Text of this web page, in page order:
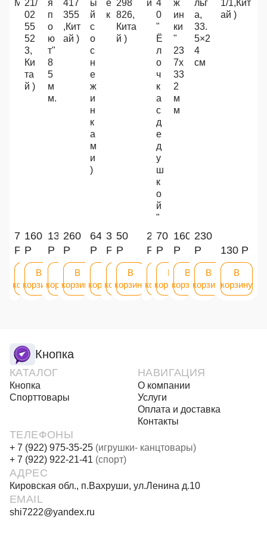
М
70
Р
корзину
21/
02
55
52
3,
Ки
та
й )
160
Р
В
корзину
я
п
о
ю
т"
8
5
м
м.
130
Р
корзину
417
355
,Кит
ай )
260
Р
В
корзину
ы
й
с
о
с
н
е
ж
и
н
к
а
м
и
)
640
Р
корзину
е
к
310
Р
корзину
298
826,
Кита
й )
50
Р
В
корзину
и
200
Р
корзину
4
0
"
Ё
л
о
ч
к
а
с
д
е
д
у
ш
к
о
й
"
70
Р
В
корзину
ж
ин
ки
"
23
7х
33
2
м
м
160
Р
В
корзину
льг
а,
33.
5×2
4
см
230
Р
В
корзину
1/1,Кит
ай )
130 Р
В
корзину
Кнопка
КАТАЛОГ
Кнопка
Спорттовары
НАВИГАЦИЯ
О компании
Услуги
Оплата и доставка
Контакты
ТЕЛЕФОНЫ
+ 7 (922) 975-35-25 (игрушки- канцтовары)
+ 7 (922) 922-21-41 (спорт)
АДРЕС
Кировская обл., п.Вахруши, ул.Ленина д.10
EMAIL
shi7222@yandex.ru